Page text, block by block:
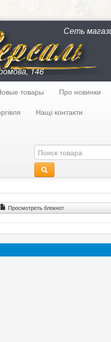
Сеть
146
товары
Про новинки
Нащі контакти
Просмотреть блокнот